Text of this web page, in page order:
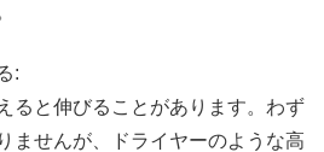
:
ると伸びることがあります。わず
ませんが、ドライヤーのような高